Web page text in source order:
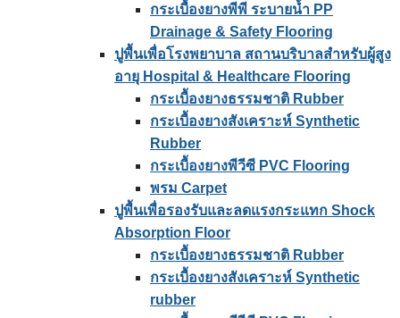
กระเบื้องยางพีพี ระบายน้ำ PP
Drainage & Safety Flooring
ปูพื้นเพื่อโรงพยาบาล สถานบริบาลสำหรับผู้สูง
อายุ Hospital & Healthcare Flooring
กระเบื้องยางธรรมชาติ Rubber
กระเบื้องยางสังเคราะห์ Synthetic
Rubber
กระเบื้องยางพีวีซี PVC Flooring
พรม Carpet
ปูพื้นเพื่อรองรับและลดแรงกระแทก Shock
Absorption Floor
กระเบื้องยางธรรมชาติ Rubber
กระเบื้องยางสังเคราะห์ Synthetic
rubber